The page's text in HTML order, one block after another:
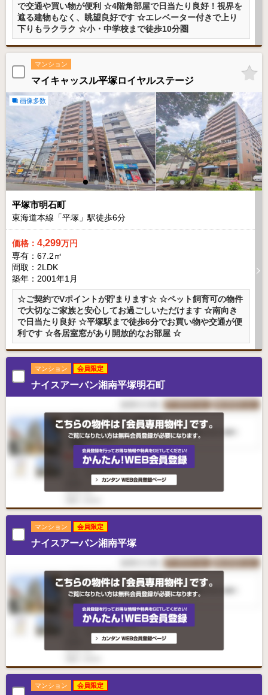
で交通や買い物が便利 ☆4階角部屋で日当たり良好！視界を
遮る建物もなく、眺望良好です ☆エレベーター付きで上り
下りもラクラク ☆小・中学校まで徒歩10分圏
マンション
マイキャッスル平塚ロイヤルステージ
画像多数
平塚市明石町
東海道本線「平塚」駅徒歩6分
価格： 4,299万円
専有：67.2㎡
間取：2LDK
築年：2001年1月
☆ご契約でVポイントが貯まります☆ ☆ペット飼育可の物件
で大切なご家族と安心してお過ごしいただけます ☆南向き
で日当たり良好 ☆平塚駅まで徒歩6分でお買い物や交通が便
利です ☆各居室窓があり開放的なお部屋 ☆
マンション 会員限定
ナイスアーバン湘南平塚明石町
マンション 会員限定
ナイスアーバン湘南平塚
マンション 会員限定